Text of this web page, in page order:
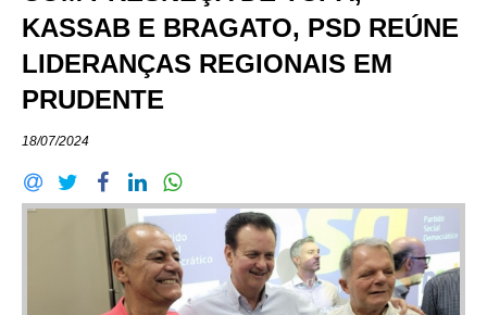
KASSAB E BRAGATO, PSD REÚNE
LIDERANÇAS REGIONAIS EM
PRUDENTE
18/07/2024